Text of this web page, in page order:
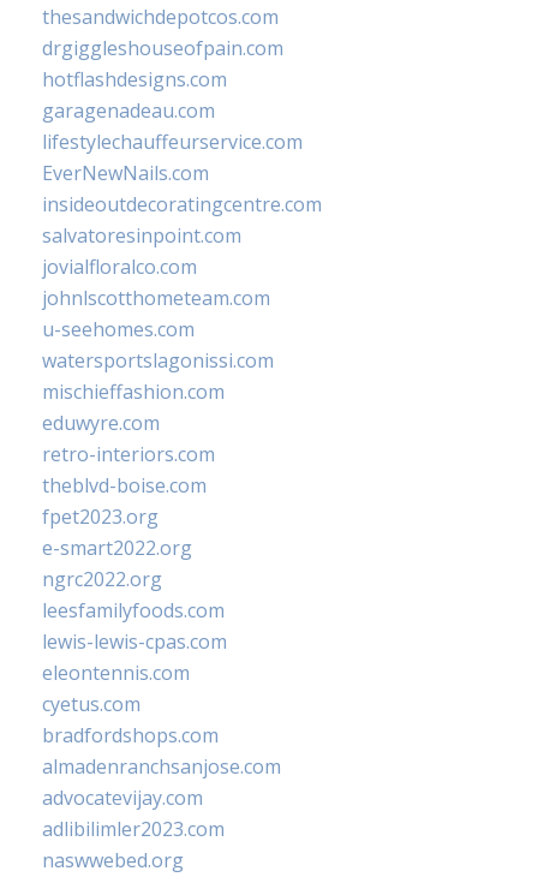
thesandwichdepotcos.com
drgiggleshouseofpain.com
hotflashdesigns.com
garagenadeau.com
lifestylechauffeurservice.com
EverNewNails.com
insideoutdecoratingcentre.com
salvatoresinpoint.com
jovialfloralco.com
johnlscotthometeam.com
u-seehomes.com
watersportslagonissi.com
mischieffashion.com
eduwyre.com
retro-interiors.com
theblvd-boise.com
fpet2023.org
e-smart2022.org
ngrc2022.org
leesfamilyfoods.com
lewis-lewis-cpas.com
eleontennis.com
cyetus.com
bradfordshops.com
almadenranchsanjose.com
advocatevijay.com
adlibilimler2023.com
naswwebed.org